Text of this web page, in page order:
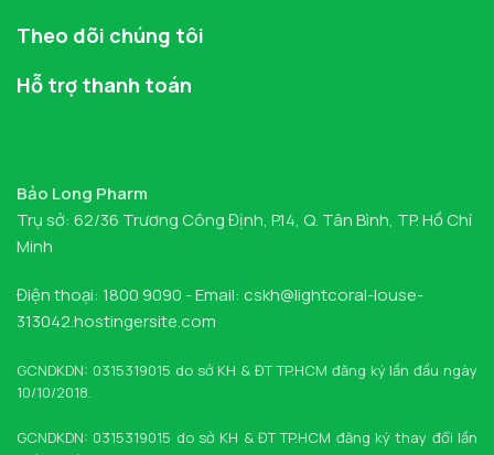
Theo dõi chúng tôi
Hỗ trợ thanh toán
Bảo Long Pharm
Trụ sở: 62/36 Trương Công Định, P.14, Q. Tân Bình, TP. Hồ Chí
Minh
Điện thoại: 1800 9090 - Email: cskh@lightcoral-louse-
313042.hostingersite.com
GCNDKDN: 0315319015 do sở KH & ĐT TP.HCM đăng ký lần đầu ngày
10/10/2018.
GCNDKDN: 0315319015 do sở KH & ĐT TP.HCM đăng ký thay đổi lần